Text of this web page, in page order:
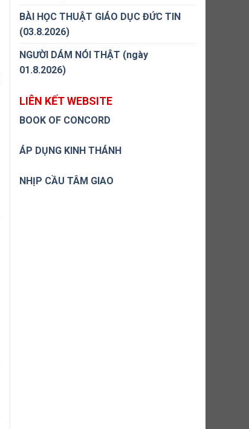
BÀI HỌC THUẬT GIÁO DỤC ĐỨC TIN
(03.8.2026)
NGƯỜI DÁM NÓI THẬT (ngày
01.8.2026)
LIÊN KẾT WEBSITE
BOOK OF CONCORD
ÁP DỤNG KINH THÁNH
NHỊP CẦU TÂM GIAO